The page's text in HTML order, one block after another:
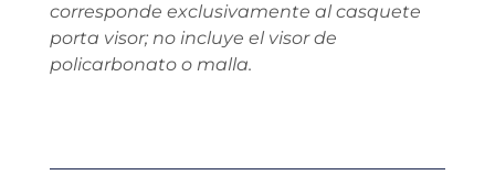
corresponde exclusivamente al casquete
porta visor; no incluye el visor de
policarbonato o malla.